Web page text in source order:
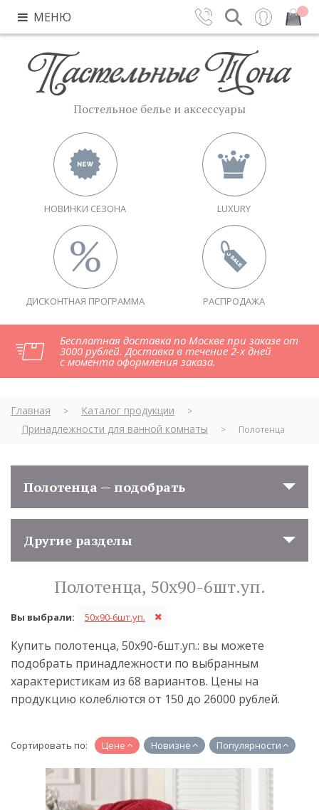
МЕНЮ Вход Закрыть
Постельное белье и аксессуары
НОВИНКИ СЕЗОНА LUXURY
ДИСКОНТНАЯ ПРОГРАММА РАСПРОДАЖА
Бесплатная доставка по Москве при заказе от
3000 рублей. Доставка в течение 2-х дней
с момента оформления заказа.
Главная > Каталог продукции >
Принадлежности для ванной комнаты > Полотенца
Полотенца — подобрать
Другие разделы
Полотенца, 50x90-6шт.уп.
Вы выбрали: 50x90-6шт.уп.
Купить полотенца, 50x90-6шт.уп.: вы можете
подобрать принадлежности по выбранным
характеристикам из 68 вариантов. Цены на
продукцию колеблются от 150 до 26000 рублей.
Сортировать по: Цене Новизне Популярности